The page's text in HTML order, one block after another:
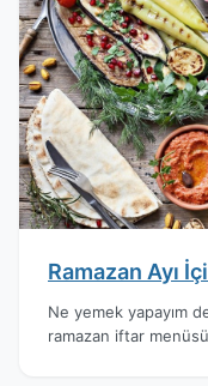
Ramazan Ayı
Ne yemek yapayım
ramazan iftar menüsü